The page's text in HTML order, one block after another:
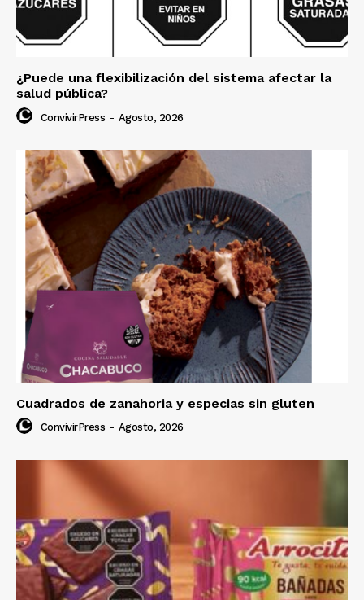
¿Puede una flexibilización del sistema afectar la
salud pública?
ConvivirPress - Agosto, 2026
Cuadrados de zanahoria y especias sin gluten
ConvivirPress - Agosto, 2026